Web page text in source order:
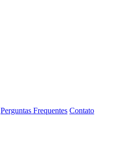
Perguntas Frequentes Contato